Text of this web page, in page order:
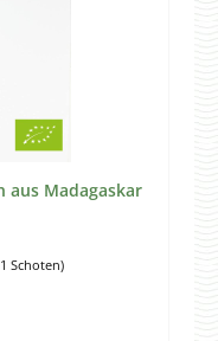
aus Madagaskar
Schoten)